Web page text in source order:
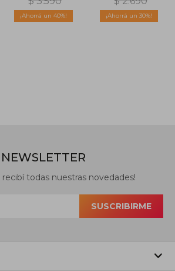
40
Verde
30
NEWSLETTER
recibí todas nuestras novedades!
SUSCRIBIRME